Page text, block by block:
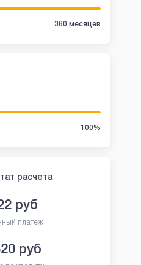
360 месяцев
100%
расчета
руб
платеж
руб